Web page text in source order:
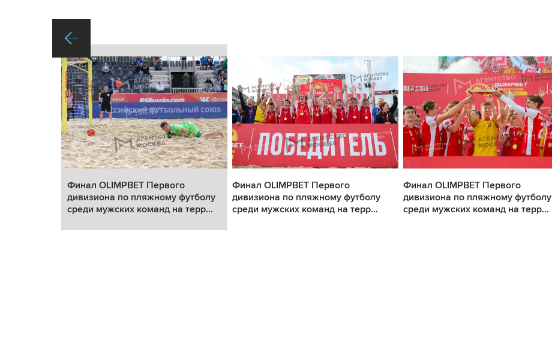
Финал OLIMPBET Первого
дивизиона по пляжному футболу
среди мужских команд на терр...
Финал OLIMPBET Первого
дивизиона по пляжному футболу
среди мужских команд на терр...
Финал OLIMPBET Первого
дивизиона по пляжному футболу
среди мужских команд на терр...